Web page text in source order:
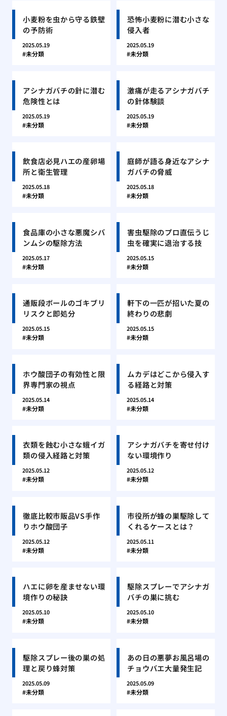
小麦粉を虫から守る鉄壁
の予防術
2025.05.19
未分類
恐怖小麦粉に潜む小さな
侵入者
2025.05.19
未分類
アシナガバチの針に潜む
危険性とは
2025.05.19
未分類
激痛が走るアシナガバチ
の針体験談
2025.05.19
未分類
飲食店必見ハエの産卵場
所と衛生管理
2025.05.18
未分類
庭師が語る身近なアシナ
ガバチの脅威
2025.05.18
未分類
食品庫の小さな悪魔シバ
ンムシの駆除方法
2025.05.17
未分類
害虫駆除のプロ直伝うじ
虫を確実に退治する技
2025.05.15
未分類
通販段ボールのゴキブリ
リスクと即処分
2025.05.15
未分類
軒下の一匹が招いた夏の
終わりの悲劇
2025.05.15
未分類
ホウ酸団子の有効性と限
界専門家の視点
2025.05.14
未分類
ムカデはどこから侵入す
る経路と対策
2025.05.14
未分類
衣類を蝕む小さな蛾イガ
類の侵入経路と対策
2025.05.12
未分類
アシナガバチを寄せ付け
ない環境作り
2025.05.12
未分類
徹底比較市販品VS手作
りホウ酸団子
2025.05.12
未分類
市役所が蜂の巣駆除して
くれるケースとは？
2025.05.11
未分類
ハエに卵を産ませない環
境作りの秘訣
2025.05.10
未分類
駆除スプレーでアシナガ
バチの巣に挑む
2025.05.10
未分類
駆除スプレー後の巣の処
理と戻り蜂対策
2025.05.09
未分類
あの日の悪夢お風呂場の
チョウバエ大量発生記
2025.05.09
未分類